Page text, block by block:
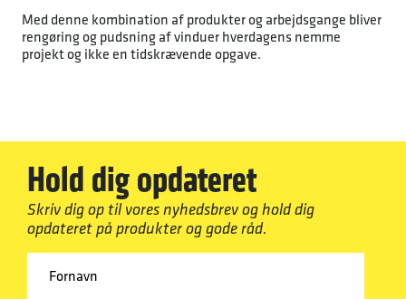
Med denne kombination af produkter og arbejdsgange bliver
rengøring og pudsning af vinduer hverdagens nemme
projekt og ikke en tidskrævende opgave.
Hold dig opdateret
Skriv dig op til vores nyhedsbrev og hold dig
opdateret på produkter og gode råd.